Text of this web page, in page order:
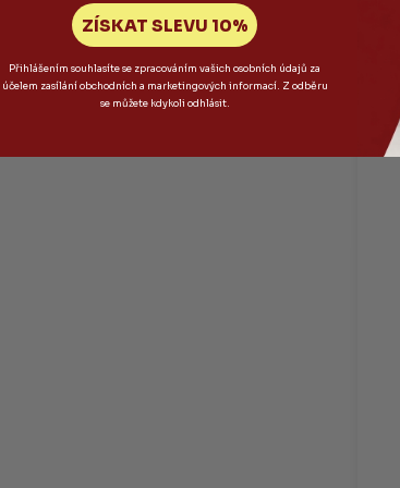
ZÍSKAT SLEVU 10%
Přihlášením souhlasíte se zpracováním vašich osobních údajů za
účelem zasílání obchodních a marketingových informací. Z odběru
se můžete kdykoli odhlásit.